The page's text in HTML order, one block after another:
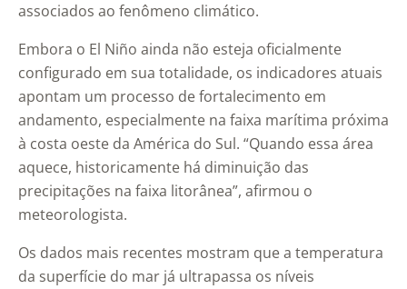
associados ao fenômeno climático.
Embora o El Niño ainda não esteja oficialmente
configurado em sua totalidade, os indicadores atuais
apontam um processo de fortalecimento em
andamento, especialmente na faixa marítima próxima
à costa oeste da América do Sul. “Quando essa área
aquece, historicamente há diminuição das
precipitações na faixa litorânea”, afirmou o
meteorologista.
Os dados mais recentes mostram que a temperatura
da superfície do mar já ultrapassa os níveis